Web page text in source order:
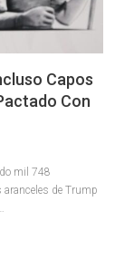
Capos
Con
mil 748
aranceles de Trump